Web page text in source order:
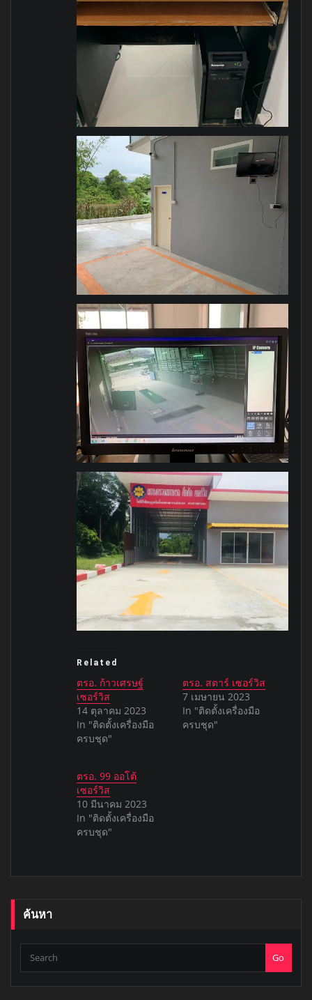
Related
ตรอ. ก้าวเศรษฐ์
เซอร์วิส
14 ตุลาคม 2023
In "ติดตั้งเครื่องมือ
ครบชุด"
ตรอ. สตาร์ เซอร์วิส
7 เมษายน 2023
In "ติดตั้งเครื่องมือ
ครบชุด"
ตรอ. 99 ออโต้
เซอร์วิส
10 มีนาคม 2023
In "ติดตั้งเครื่องมือ
ครบชุด"
ค้นหา
Go